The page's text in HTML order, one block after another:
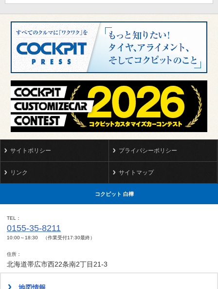
サイトポリシー プライバシーポリシー
リンク サイトマップ
コクピット 白樺
TEL
0155-35-8211
10:00～18:30 （作業受付17:30最終）
住所
北海道帯広市西22条南2丁目21-3
地図情報